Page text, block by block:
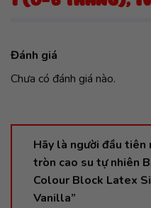
Đánh giá
Chưa có đánh giá nào.
Hãy là người đầu tiên
tròn cao su tự nhiên
Colour Block Latex
Vanilla”